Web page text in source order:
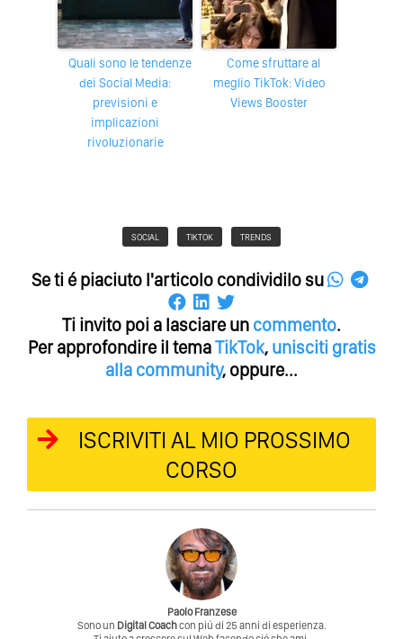
Quali sono le tendenze
dei Social Media:
previsioni e
implicazioni
rivoluzionarie
Come sfruttare al
meglio TikTok: Video
Views Booster
SOCIAL TIKTOK TRENDS
Se ti é piaciuto l'articolo condividilo su
Ti invito poi a lasciare un commento.
Per approfondire il temaTikTok, unisciti gratis
alla community, oppure...
ISCRIVITI AL MIO PROSSIMO
CORSO
Paolo Franzese
Sono un Digital Coachcon piú di 25 anni di esperienza.